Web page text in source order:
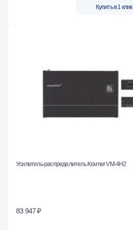
Купить в 1 клик
Усилитель-распределитель Kramer VM-4H2
83 947 ₽